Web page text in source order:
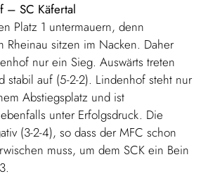
– SC Käfertal
Platz 1 untermauern, denn
Rheinau sitzen im Nacken. Daher
nur ein Sieg. Auswärts treten
stabil auf (5-2-2). Lindenhof steht nur
Abstiegsplatz und ist
unter Erfolgsdruck. Die
(3-2-4), so dass der MFC schon
muss, um dem SCK ein Bein